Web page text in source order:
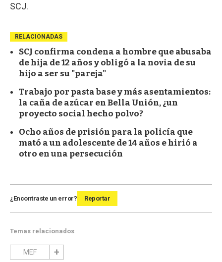
SCJ.
RELACIONADAS
SCJ confirma condena a hombre que abusaba
de hija de 12 años y obligó a la novia de su
hijo a ser su "pareja"
Trabajo por pasta base y más asentamientos:
la caña de azúcar en Bella Unión, ¿un
proyecto social hecho polvo?
Ocho años de prisión para la policía que
mató a un adolescente de 14 años e hirió a
otro en una persecución
¿Encontraste un error? Reportar
Temas relacionados
MEF